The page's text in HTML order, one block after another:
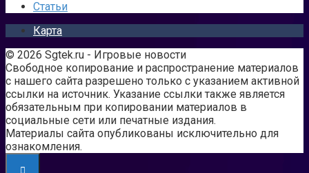
Статьи
Карта
© 2026 Sgtek.ru - Игровые новости
Свободное копирование и распространение материалов
с нашего сайта разрешено только с указанием активной
ссылки на источник. Указание ссылки также является
обязательным при копировании материалов в
социальные сети или печатные издания.
Материалы сайта опубликованы исключительно для
ознакомления.